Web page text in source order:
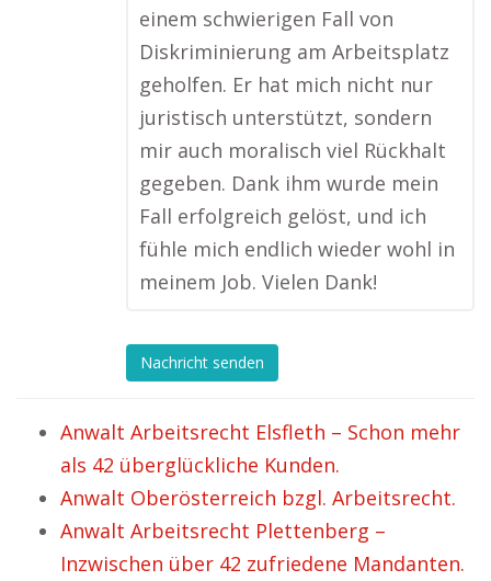
einem schwierigen Fall von
Diskriminierung am Arbeitsplatz
geholfen. Er hat mich nicht nur
juristisch unterstützt, sondern
mir auch moralisch viel Rückhalt
gegeben. Dank ihm wurde mein
Fall erfolgreich gelöst, und ich
fühle mich endlich wieder wohl in
meinem Job. Vielen Dank!
Nachricht senden
Anwalt Arbeitsrecht Elsfleth – Schon mehr
als 42 überglückliche Kunden.
Anwalt Oberösterreich bzgl. Arbeitsrecht.
Anwalt Arbeitsrecht Plettenberg –
Inzwischen über 42 zufriedene Mandanten.